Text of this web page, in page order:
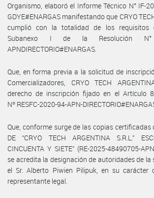
Organismo, elaboró el Informe Técnico N° IF-
GDYE#ENARGAS manifestando que CRYO
cumplió con la totalidad de los requisitos
Subanexo I de la Resolución N°
APNDIRECTORIO#ENARGAS.
Que, en forma previa a la solicitud de
Comercializadores, CRYO TECH
derecho de inscripción fijado en el Artículo
Nº RESFC-2020-94-APN-
Que, conforme surge de las copias certificadas
DE “CRYO TECH ARGENTINA S.R.L.”
CINCUENTA Y SIETE” (RE-2025-48490705-
se acredita la designación de autoridades de
el Sr. Alberto Piwien Pilipuk, en su carácter
representante legal.